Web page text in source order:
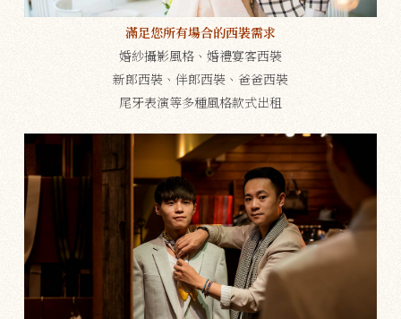
滿足您所有場合的西裝需求
婚紗攝影風格、婚禮宴客西裝
新郎西裝、伴郎西裝、爸爸西裝
尾牙表演等多種風格款式出租